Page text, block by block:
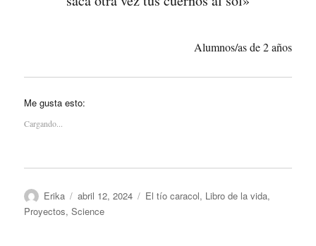
Alumnos/as de 2 años
Me gusta esto:
Cargando...
Autor
Erika
Publicado
el
abril 12, 2024 Categorías
El tío caracol, Libro de la vida,
Proyectos,Science